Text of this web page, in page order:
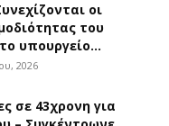
οι
του
υπουργείο...
2026
σε 43χρονη για